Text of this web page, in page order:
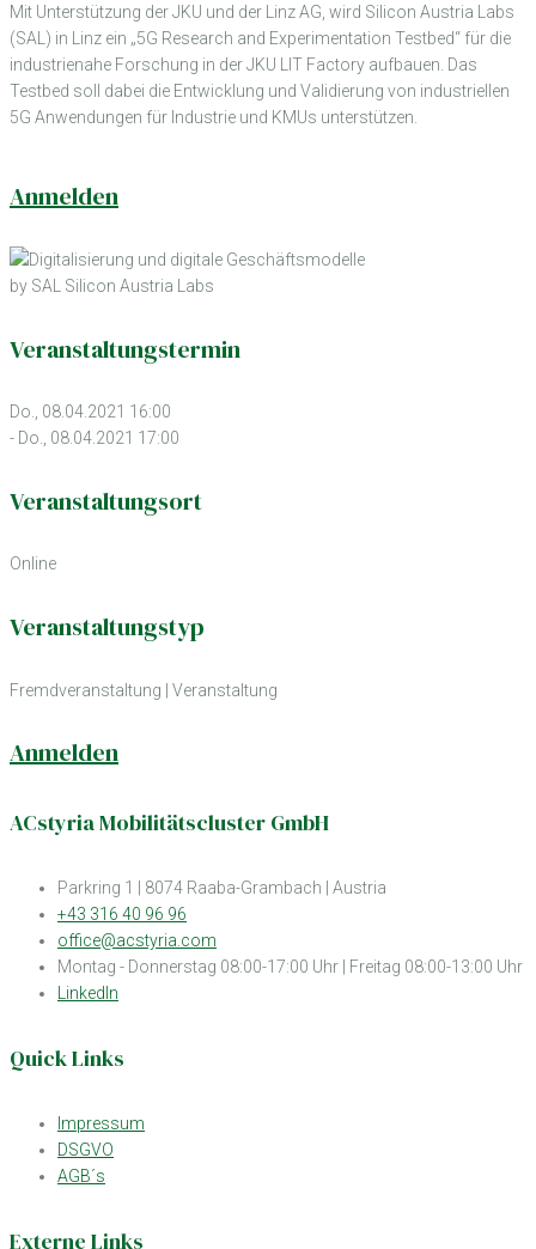
Mit Unter­stüt­zung der JKU und der Linz AG, wird Silicon Austria Labs
(SAL) in Linz ein „5G Re­search and Expe­ri­men­ta­tion Testbed“ für die
indus­trie­nahe Forschung in der JKU LIT Factory aufbauen. Das
Testbed soll dabei die Entwick­lung und Vali­die­rung von indus­tri­ellen
5G Anwen­dungen für Indus­trie und KMUs unter­stützen.
Anmelden
by SAL Silicon Austria Labs
Veranstaltungstermin
Do., 08.04.2021 16:00
- Do., 08.04.2021 17:00
Veranstaltungsort
Online
Veranstaltungstyp
Fremdveranstaltung | Veranstaltung
Anmelden
ACstyria Mobilitätscluster GmbH
Parkring 1 | 8074 Raaba-Grambach | Austria
+43 316 40 96 96
office@acstyria.com
Montag - Donnerstag 08:00-17:00 Uhr | Freitag 08:00-13:00 Uhr
LinkedIn
Quick Links
Impressum
DSGVO
AGB´s
Externe Links